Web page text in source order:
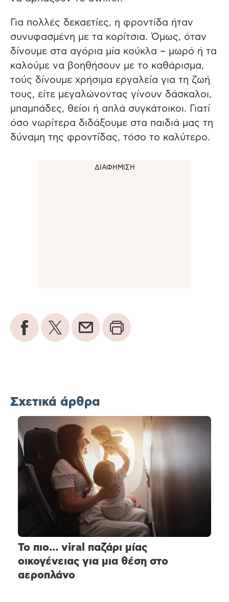
Για πολλές δεκαετίες, η φροντίδα ήταν
συνυφασμένη με τα κορίτσια. Όμως, όταν
δίνουμε στα αγόρια μία κούκλα – μωρό ή τα
καλούμε να βοηθήσουν με το καθάρισμα,
τούς δίνουμε χρήσιμα εργαλεία για τη ζωή
τους, είτε μεγαλώνοντας γίνουν δάσκαλοι,
μπαμπάδες, θείοι ή απλά συγκάτοικοι. Γιατί
όσο νωρίτερα διδάξουμε στα παιδιά μας τη
δύναμη της φροντίδας, τόσο το καλύτερο.
Σχετικά άρθρα
Το πιο… viral παζάρι μίας
οικογένειας για μια θέση στο
αεροπλάνο